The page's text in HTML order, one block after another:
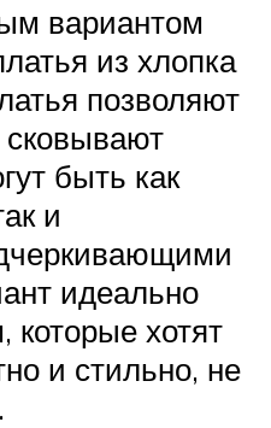
вариантом
из хлопка
позволяют
быть как
и
идеально
которые хотят
и стильно, не